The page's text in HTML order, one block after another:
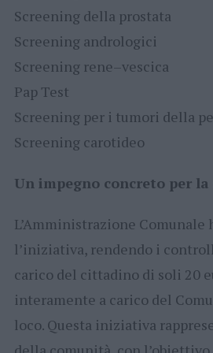
Screening della prostata
Screening andrologici
Screening rene–vescica
Pap Test
Screening per i tumori della
Screening carotideo
Un impegno concreto per
L’Amministrazione
l’iniziativa, rendendo i
carico del cittadino di soli 20
interamente a carico del
loco. Questa iniziativa